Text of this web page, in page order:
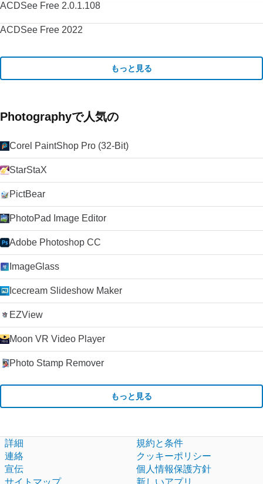
ACDSee Free 2.0.1.108
ACDSee Free 2022
もっと見る
Photographyで人気の
Corel PaintShop Pro (32-Bit)
StarStaX
PictBear
PhotoPad Image Editor
Adobe Photoshop CC
ImageGlass
Icecream Slideshow Maker
EZView
Moon VR Video Player
Photo Stamp Remover
もっと見る
詳細
連絡
宣伝
サイトマップ
規約と条件
クッキーポリシー
個人情報保護方針
新しいアプリ